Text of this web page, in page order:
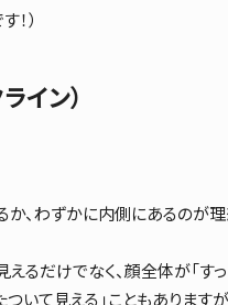
！）
イン）
、わずかに内側にあるのが理
るだけでなく、顔全体が「す
いて見える」こともありますが